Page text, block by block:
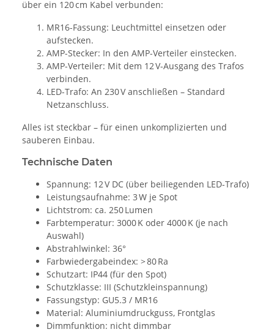
über ein 120 cm Kabel verbunden:
MR16-Fassung: Leuchtmittel einsetzen oder
aufstecken.
AMP-Stecker: In den AMP-Verteiler einstecken.
AMP-Verteiler: Mit dem 12 V-Ausgang des Trafos
verbinden.
LED-Trafo: An 230 V anschließen – Standard
Netzanschluss.
Alles ist steckbar – für einen unkomplizierten und
sauberen Einbau.
Technische Daten
Spannung: 12 V DC (über beiliegenden LED-Trafo)
Leistungsaufnahme: 3 W je Spot
Lichtstrom: ca. 250 Lumen
Farbtemperatur: 3000 K oder 4000 K (je nach
Auswahl)
Abstrahlwinkel: 36°
Farbwiedergabeindex: > 80 Ra
Schutzart: IP44 (für den Spot)
Schutzklasse: III (Schutzkleinspannung)
Fassungstyp: GU5.3 / MR16
Material: Aluminiumdruckguss, Frontglas
Dimmfunktion: nicht dimmbar